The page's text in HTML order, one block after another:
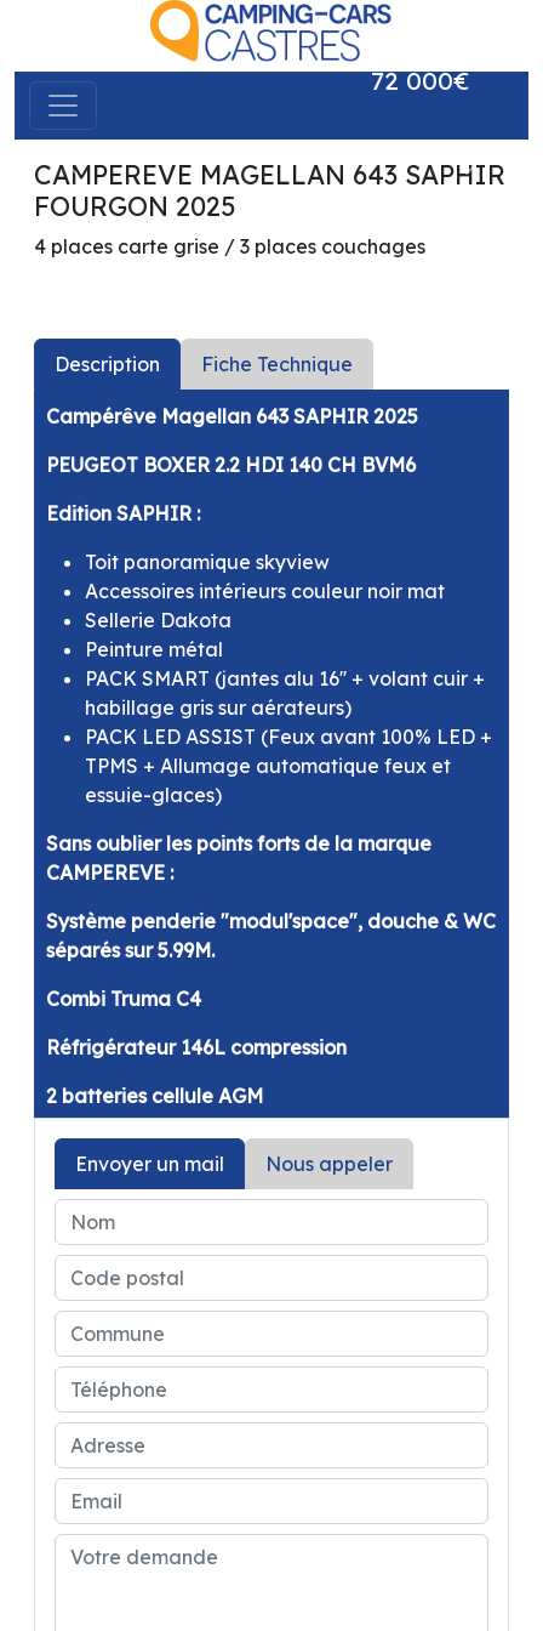
précédent suivant
CAMPEREVE MAGELLAN 643 SAPHIR
FOURGON 2025
4 places carte grise / 3 places couchages
72 000€
Description Fiche Technique
Campérêve Magellan 643 SAPHIR 2025
PEUGEOT BOXER 2.2 HDI 140 CH BVM6
Edition SAPHIR :
Toit panoramique skyview
Accessoires intérieurs couleur noir mat
Sellerie Dakota
Peinture métal
PACK SMART (jantes alu 16'' + volant cuir +
habillage gris sur aérateurs)
PACK LED ASSIST (Feux avant 100% LED +
TPMS + Allumage automatique feux et
essuie-glaces)
Sans oublier les points forts de la marque
CAMPEREVE :
Système penderie "modul'space", douche & WC
séparés sur 5.99M.
Combi Truma C4
Réfrigérateur 146L compression
2 batteries cellule AGM
Store cabine Remis
Baie Seitz double vitrage
Finitions avec joints étanchéité au sol et joints
anti frictions au plafond ...
A partir de 70 600 €
Options :
Pack Confort + *:3 810 €1 490 €
Prix avec options : 72 090 €
*Pneus all season 3PMSF + Sièges cabine
réglables en hauteur, pivotants avec 2
accoudoirs réglables + Peinture pare-chocs
Envoyer un mail Nous appeler